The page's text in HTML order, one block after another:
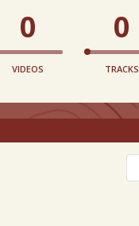
0
VIDEOS
0
TRACKS